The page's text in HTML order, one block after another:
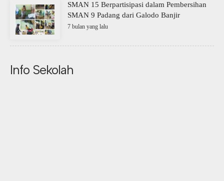
SMAN 15 Berpartisipasi dalam Pembersihan
SMAN 9 Padang dari Galodo Banjir
7 bulan yang lalu
Info Sekolah